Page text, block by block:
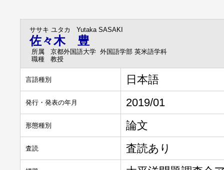
ササキ ユタカ Yutaka SASAKI
佐々木 豊
所属
京都外国語大学 外国語学部 英米語学科
職種
教授
言語種別 日本語
発行・発表の年月 2019/01
形態種別 論文
査読 査読あり